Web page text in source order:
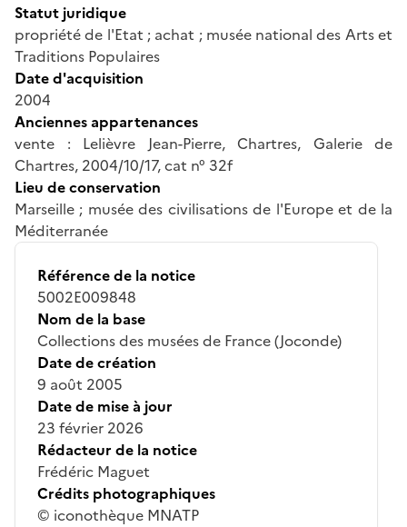
Statut juridique
propriété de l'Etat ; achat ; musée national des Arts et
Traditions Populaires
Date d'acquisition
2004
Anciennes appartenances
vente : Lelièvre Jean-Pierre, Chartres, Galerie de
Chartres, 2004/10/17, cat n° 32f
Lieu de conservation
Marseille ; musée des civilisations de l'Europe et de la
Méditerranée
Référence de la notice
5002E009848
Nom de la base
Collections des musées de France (Joconde)
Date de création
9 août 2005
Date de mise à jour
23 février 2026
Rédacteur de la notice
Frédéric Maguet
Crédits photographiques
© iconothèque MNATP